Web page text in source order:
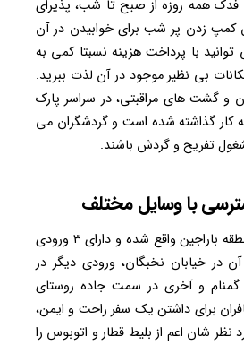
همه روزه از صبح تا شب، پذیرای
کمپ زدن پر شب برای خوابیدن در آن
با پرداخت هزینه نسبتا کمی به
بی نظیر موجود در آن لذت ببرید.
و گشت های مراقبتی، در سراسر پارک
کار گذاشته شده است و گردشگران می
تفریح و گردش باشند.
با وسایل مختلف
پارک فدک در قزوین، منطقه باراجین واقع شده و دارای ۳ ورودی
در خیابان نخبگان، ورودی دیگر در
و آخری در سمت جاده روستای
برای داشتن یک سفر راحت و ایمن،
نظر شان اعم از بلیط قطار و اتوبوس را